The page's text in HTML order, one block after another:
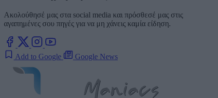
Ακολούθησέ μας στα social media και πρόσθεσέ μας στις
αγαπημένες σου πηγές για να μη χάνεις καμία είδηση.
Add to Google Google News